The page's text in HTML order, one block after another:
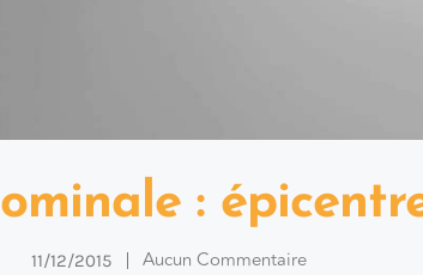
:
11/12/2015 Aucun Commentaire